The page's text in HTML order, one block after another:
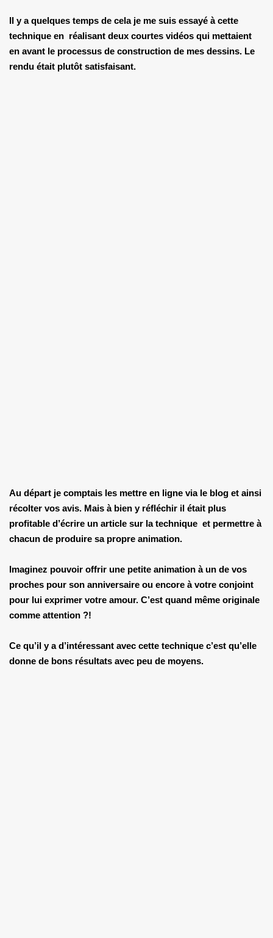
Il y a quelques temps de cela je me suis essayé à cette
technique en réalisant deux courtes vidéos qui mettaient
en avant le processus de construction de mes dessins. Le
rendu était plutôt satisfaisant.
Au départ je comptais les mettre en ligne via le blog et ainsi
récolter vos avis. Mais à bien y réfléchir il était plus
profitable d’écrire un article sur la technique et permettre à
chacun de produire sa propre animation.
Imaginez pouvoir offrir une petite animation à un de vos
proches pour son anniversaire ou encore à votre conjoint
pour lui exprimer votre amour. C’est quand même originale
comme attention ?!
Ce qu’il y a d’intéressant avec cette technique c’est qu’elle
donne de bons résultats avec peu de moyens.